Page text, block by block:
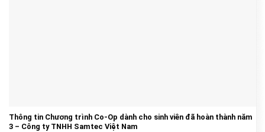
Thông tin Chương trình Co-Op dành cho sinh viên đã hoàn thành năm
3 – Công ty TNHH Samtec Việt Nam